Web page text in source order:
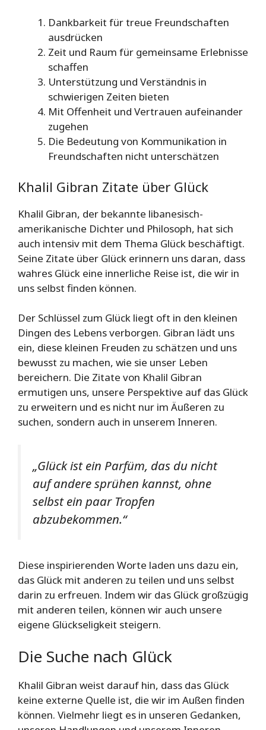
Dankbarkeit für treue Freundschaften
ausdrücken
Zeit und Raum für gemeinsame Erlebnisse
schaffen
Unterstützung und Verständnis in
schwierigen Zeiten bieten
Mit Offenheit und Vertrauen aufeinander
zugehen
Die Bedeutung von Kommunikation in
Freundschaften nicht unterschätzen
Khalil Gibran Zitate über Glück
Khalil Gibran, der bekannte libanesisch-
amerikanische Dichter und Philosoph, hat sich
auch intensiv mit dem Thema Glück beschäftigt.
Seine Zitate über Glück erinnern uns daran, dass
wahres Glück eine innerliche Reise ist, die wir in
uns selbst finden können.
Der Schlüssel zum Glück liegt oft in den kleinen
Dingen des Lebens verborgen. Gibran lädt uns
ein, diese kleinen Freuden zu schätzen und uns
bewusst zu machen, wie sie unser Leben
bereichern. Die Zitate von Khalil Gibran
ermutigen uns, unsere Perspektive auf das Glück
zu erweitern und es nicht nur im Äußeren zu
suchen, sondern auch in unserem Inneren.
„Glück ist ein Parfüm, das du nicht
auf andere sprühen kannst, ohne
selbst ein paar Tropfen
abzubekommen.“
Diese inspirierenden Worte laden uns dazu ein,
das Glück mit anderen zu teilen und uns selbst
darin zu erfreuen. Indem wir das Glück großzügig
mit anderen teilen, können wir auch unsere
eigene Glückseligkeit steigern.
Die Suche nach Glück
Khalil Gibran weist darauf hin, dass das Glück
keine externe Quelle ist, die wir im Außen finden
können. Vielmehr liegt es in unseren Gedanken,